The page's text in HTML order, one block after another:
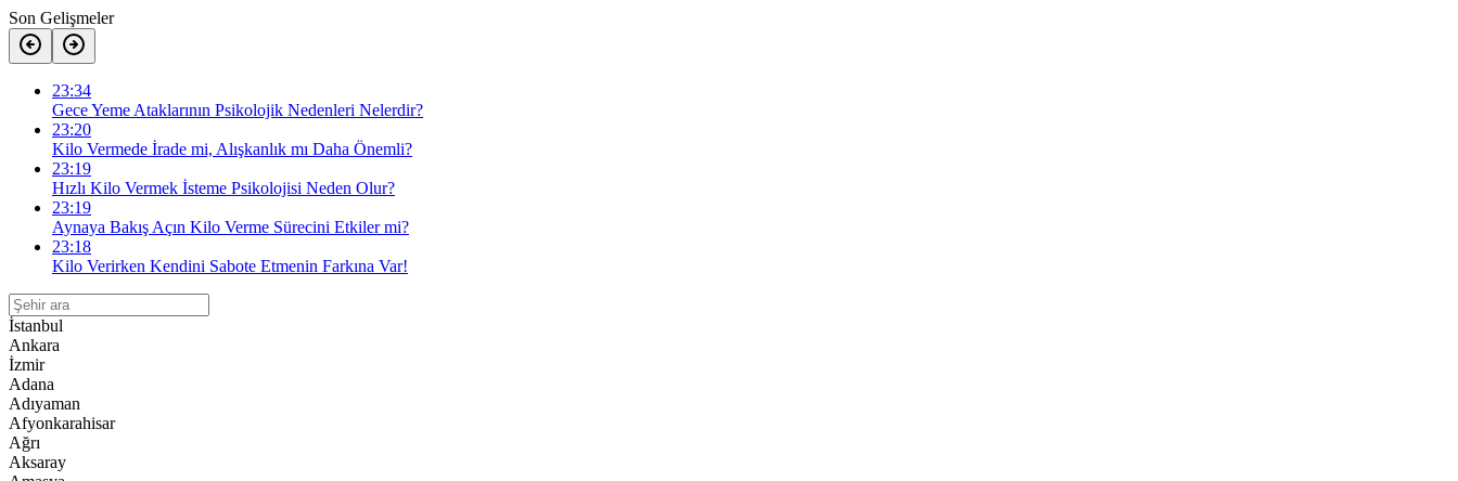
Son Gelişmeler
23:34
Gece Yeme Ataklarının Psikolojik Nedenleri Nelerdir?
23:20
Kilo Vermede İrade mi, Alışkanlık mı Daha Önemli?
23:19
Hızlı Kilo Vermek İsteme Psikolojisi Neden Olur?
23:19
Aynaya Bakış Açın Kilo Verme Sürecini Etkiler mi?
23:18
Kilo Verirken Kendini Sabote Etmenin Farkına Var!
İstanbul
Ankara
İzmir
Adana
Adıyaman
Afyonkarahisar
Ağrı
Aksaray